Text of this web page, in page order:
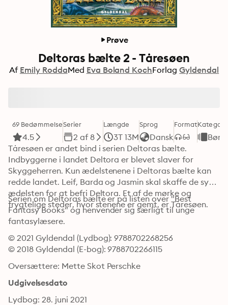
Prøve
Deltoras bælte 2 - Tåresøen
Af Emily RoddaMed Eva Boland KochForlag Gyldendal
69 Bedømmelse
4.5
Serier
2 af 8
Længde
3T 13M
Sprog
Dansk
FormatKategori
Tåresøen er andet bind i serien Deltoras bælte.
Indbyggerne i landet Deltora er blevet slaver for
Skyggeherren. Kun ædelstenene i Deltoras bælte kan
redde landet. Leif, Barda og Jasmin skal skaffe de syv
ædelsten for at befri Deltora. Et af de mørke og
frygtelige steder, hvor stenene er gemt, er Tåresøen.
Serien om Deltoras bælte er på listen over "Best
Fantasy Books" og henvender sig særligt til unge
fantasylæsere.
© 2021 Gyldendal (Lydbog): 9788702268256
© 2018 Gyldendal (E-bog): 9788702266115
Oversættere: Mette Skot Perschke
Udgivelsesdato
Lydbog: 28. juni 2021